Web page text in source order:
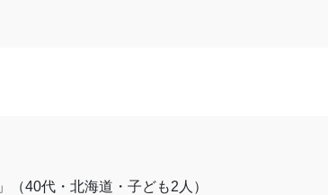
（40代・北海道・子ども2人）